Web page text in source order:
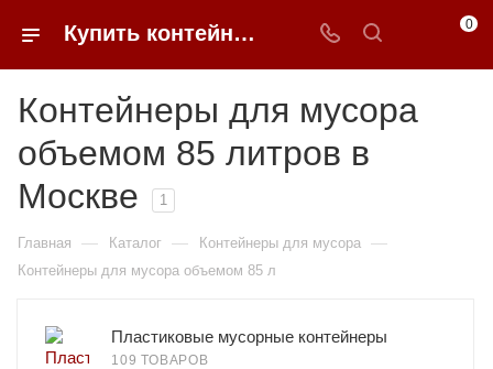
Купить контейнеры для мусора 85 литров в Москве | 0FFER 0
Контейнеры для мусора
объемом 85 литров в
Москве
1
Главная — Каталог — Контейнеры для мусора —
Контейнеры для мусора объемом 85 л
Пластиковые мусорные контейнеры
109 ТОВАРОВ